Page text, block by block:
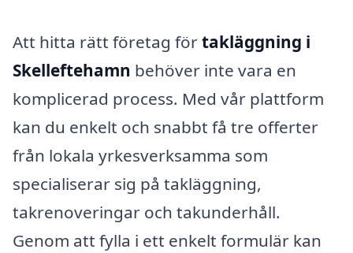
Att hitta rätt företag förtakläggning i
Skelleftehamn behöver inte vara en
komplicerad process. Med vår plattform
kan du enkelt och snabbt få tre offerter
från lokala yrkesverksamma som
specialiserar sig på takläggning,
takrenoveringar och takunderhåll.
Genom att fylla i ett enkelt formulär kan